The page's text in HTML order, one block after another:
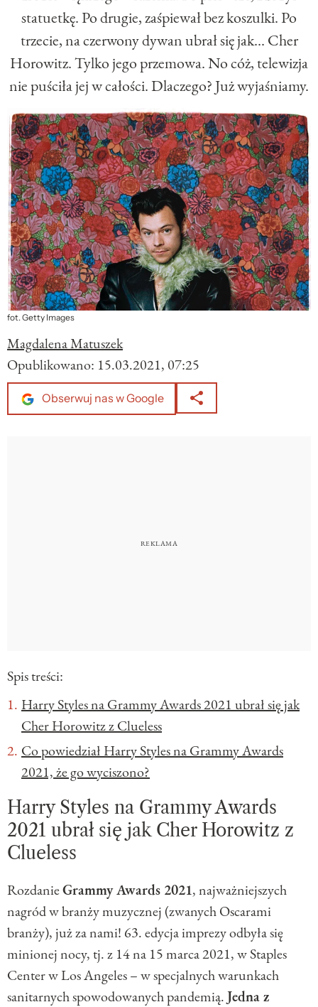
statuetkę. Po drugie, zaśpiewał bez koszulki. Po
trzecie, na czerwony dywan ubrał się jak... Cher
Horowitz. Tylko jego przemowa. No cóż, telewizja
nie puściła jej w całości. Dlaczego? Już wyjaśniamy.
fot. Getty Images
Magdalena Matuszek
Opublikowano: 15.03.2021, 07:25
Obserwuj nas w Google
Spis treści:
Harry Styles na Grammy Awards 2021 ubrał się jak
Cher Horowitz z Clueless
Co powiedział Harry Styles na Grammy Awards
2021, że go wyciszono?
Harry Styles na Grammy Awards
2021 ubrał się jak Cher Horowitz z
Clueless
RozdanieGrammy Awards 2021, najważniejszych
nagród w branży muzycznej (zwanych Oscarami
branży), już za nami! 63. edycja imprezy odbyła się
minionej nocy, tj. z 14 na 15 marca 2021, w Staples
Center w Los Angeles – w specjalnych warunkach
sanitarnych spowodowanych pandemią.Jedna z